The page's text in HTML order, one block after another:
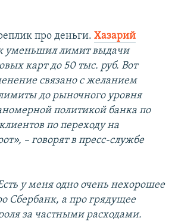
про деньги. Хазарий
уменьшил лимит выдачи
карт до 50 тыс. руб. Вот
связано с желанием
до рыночного уровня
политикой банка по
по переходу на
– говорят в пресс-службе
у меня одно очень нехорошее
Сбербанк, а про грядущее
за частными расходами.